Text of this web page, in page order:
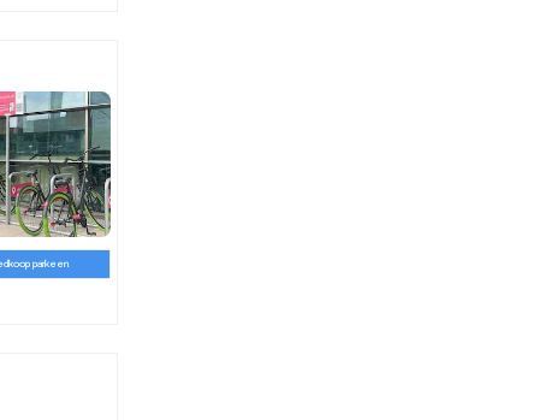
parkeen